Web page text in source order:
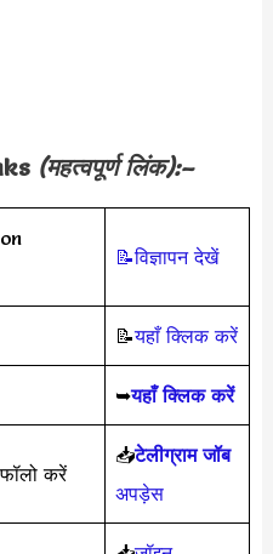
(महत्वपूर्ण लिंक):–
📝विज्ञापन देखें
📝यहाँ क्लिक करें
➥यहाँ क्लिक करें
करें
📥टेलीग्राम जॉब
अपड़ेस